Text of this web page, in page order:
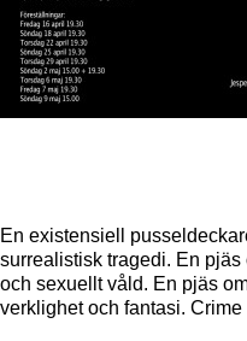
En existensiell
surrealistisk tragedi. En
och sexuellt våld. En pjäs
verklighet och fantasi.